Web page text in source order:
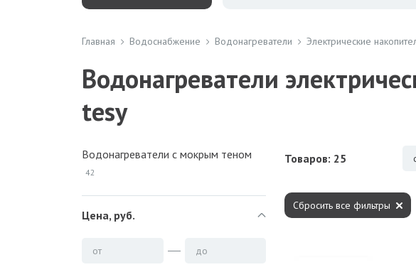
Главная Водоснабжение Водонагреватели Электрические
Водонагреватели
tesy
Водонагреватели с мокрым теном
42
Цена, руб.
от до
Товаров: 25
Сбросить все фильтры